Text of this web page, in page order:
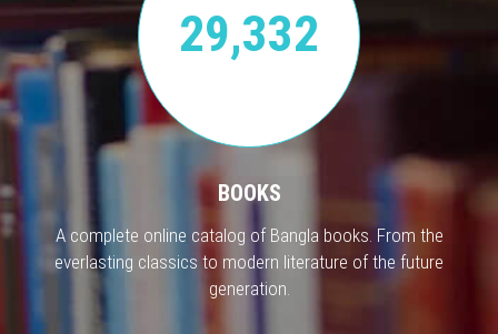
29,332
BOOKS
A complete online catalog of Bangla books. From the
everlasting classics to modern literature of the future
generation.